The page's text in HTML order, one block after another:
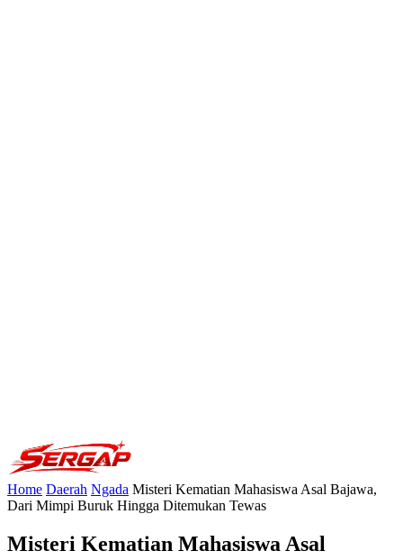
Home Daerah Ngada Misteri Kematian Mahasiswa Asal Bajawa,
Dari Mimpi Buruk Hingga Ditemukan Tewas
Misteri Kematian Mahasiswa Asal